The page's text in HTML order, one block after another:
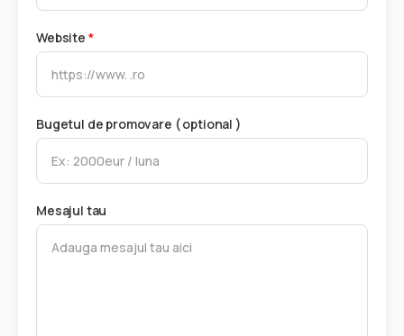
Website *
Bugetul de promovare ( optional )
Mesajul tau